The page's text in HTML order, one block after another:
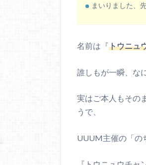
まいりました、
名前は『トウニュ
誰しもが一瞬、な
実はご本人もその
うで、
UUUM主催の「の